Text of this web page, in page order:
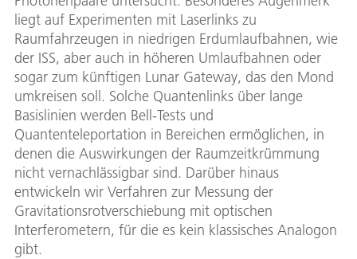
liegt auf Experimenten mit Laserlinks zu
Raumfahrzeugen in niedrigen Erdumlaufbahnen, wie
der ISS, aber auch in höheren Umlaufbahnen oder
sogar zum künftigen Lunar Gateway, das den Mond
umkreisen soll. Solche Quantenlinks über lange
Basislinien werden Bell-Tests und
Quantenteleportation in Bereichen ermöglichen, in
denen die Auswirkungen der Raumzeitkrümmung
nicht vernachlässigbar sind. Darüber hinaus
entwickeln wir Verfahren zur Messung der
Gravitationsrotverschiebung mit optischen
Interferometern, für die es kein klassisches Analogon
gibt.